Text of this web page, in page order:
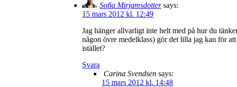
Sofia Mirjamsdotter says:
15 mars 2012 kl. 12:49
Jag hänger allvarligt inte helt med på hur du
någon övre medelklass) gör det lilla jag kan för
istället?
Svara
Carina Svendsen says:
15 mars 2012 kl. 14:48